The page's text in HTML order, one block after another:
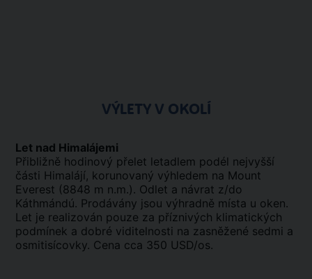
VÝLETY V OKOLÍ
Let nad Himalájemi
Přibližně hodinový přelet letadlem podél nejvyšší
části Himalájí, korunovaný výhledem na Mount
Everest (8848 m n.m.). Odlet a návrat z/do
Káthmándú. Prodávány jsou výhradně místa u oken.
Let je realizován pouze za příznivých klimatických
podmínek a dobré viditelnosti na zasněžené sedmi a
osmitisícovky. Cena cca 350 USD/os.